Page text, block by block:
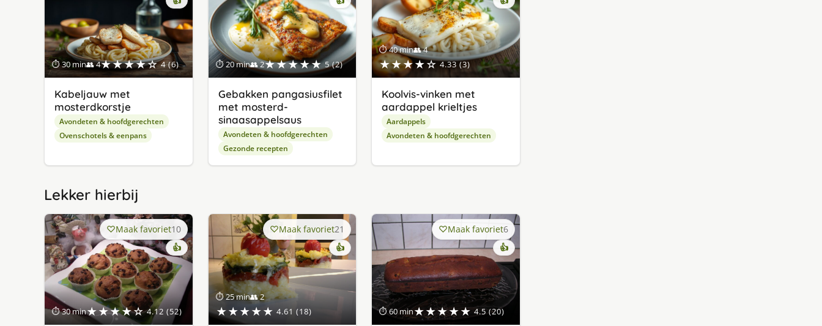
⏱ 30 min👥 4★★★★☆ 4 (6)
Kabeljauw met
mosterdkorstje
Avondeten & hoofdgerechten
Ovenschotels & eenpans
⏱ 20 min👥 2★★★★★ 5 (2)
Gebakken pangasiusfilet
met mosterd-
sinaasappelsaus
Avondeten & hoofdgerechten
Gezonde recepten
⏱ 40 min👥 4
★★★★☆ 4.33 (3)
Koolvis-vinken met
aardappel krieltjes
Aardappels
Avondeten & hoofdgerechten
Lekker hierbij
⏱ 30 min★★★★☆ 4.12 (52)
Maak favoriet10
👍
⏱ 25 min👥 2
★★★★★ 4.61 (18)
Maak favoriet21
👍
⏱ 60 min★★★★★ 4.5 (20)
Maak favoriet6
👍